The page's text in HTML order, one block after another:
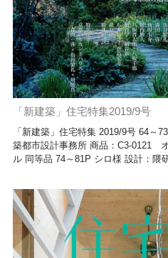
「新建築」住宅特集2019/9号
「新建築」住宅特集 2019/9号 64～
築都市設計事務所 商品：C3-0121
ル 同等品 74～81P シロ様 設計：隈